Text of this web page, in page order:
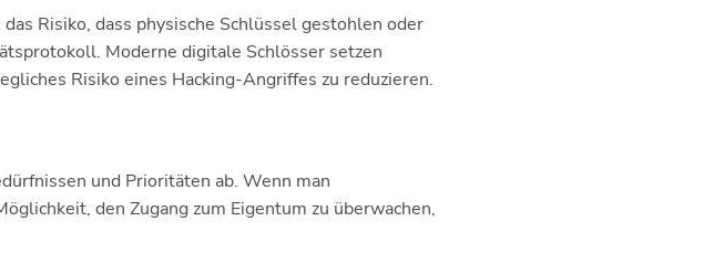
Risiko, dass physische Schlüssel gestohlen oder
Moderne digitale Schlösser setzen
Risiko eines Hacking-Angriffes zu reduzieren.
und Prioritäten ab. Wenn man
den Zugang zum Eigentum zu überwachen,